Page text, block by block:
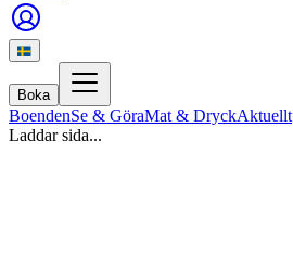
Boka
BoendenSe & GöraMat & DryckAktuellt
Laddar sida...